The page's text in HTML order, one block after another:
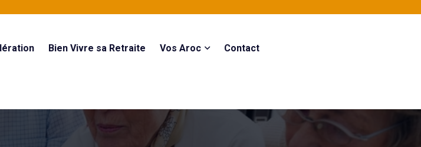
Bien Vivre sa Retraite Vos Aroc Contact